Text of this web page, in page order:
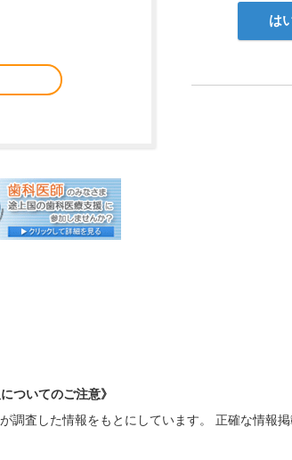
は
ついてのご注意》
が調査した情報をもとにしています。 正確な情報